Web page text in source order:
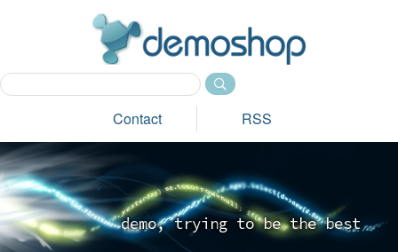
Contact RSS
demo, tryi ng to be the best_